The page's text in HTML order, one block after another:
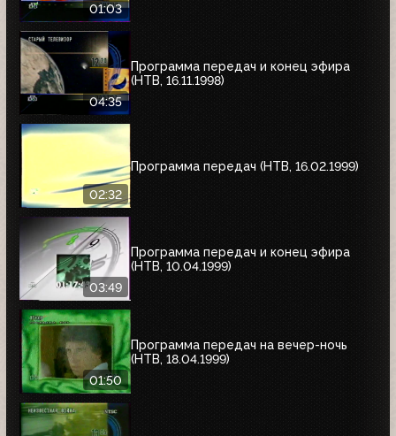
01:03
04:35
Программа передач и конец эфира
(НТВ, 16.11.1998)
02:32
Программа передач (НТВ, 16.02.1999)
03:49
Программа передач и конец эфира
(НТВ, 10.04.1999)
01:50
Программа передач на вечер-ночь
(НТВ, 18.04.1999)